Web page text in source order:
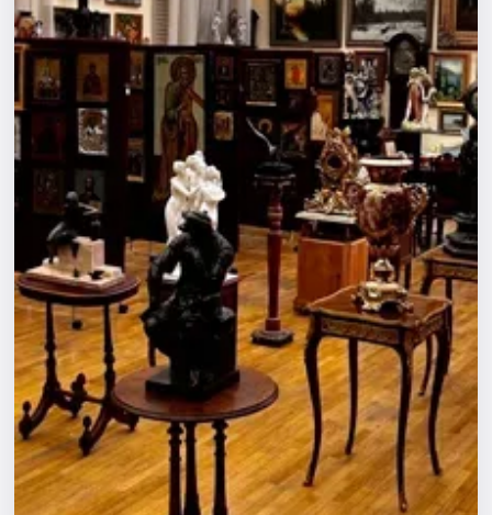
Экскурсии
Спорт
События
Города
Площадки
Артисты
Рейтинги